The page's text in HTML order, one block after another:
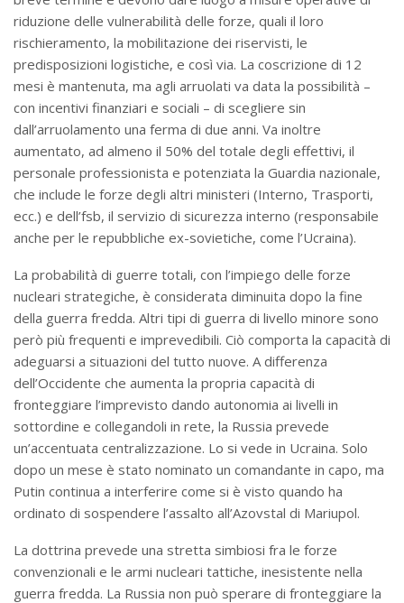
riduzione delle vulnerabilità delle forze, quali il loro
rischieramento, la mobilitazione dei riservisti, le
predisposizioni logistiche, e così via. La coscrizione di 12
mesi è mantenuta, ma agli arruolati va data la possibilità –
con incentivi finanziari e sociali – di scegliere sin
dall’arruolamento una ferma di due anni. Va inoltre
aumentato, ad almeno il 50% del totale degli effettivi, il
personale professionista e potenziata la Guardia nazionale,
che include le forze degli altri ministeri (Interno, Trasporti,
ecc.) e dell’fsb, il servizio di sicurezza interno (responsabile
anche per le repubbliche ex-sovietiche, come l’Ucraina).
La probabilità di guerre totali, con l’impiego delle forze
nucleari strategiche, è considerata diminuita dopo la fine
della guerra fredda. Altri tipi di guerra di livello minore sono
però più frequenti e imprevedibili. Ciò comporta la capacità di
adeguarsi a situazioni del tutto nuove. A differenza
dell’Occidente che aumenta la propria capacità di
fronteggiare l’imprevisto dando autonomia ai livelli in
sottordine e collegandoli in rete, la Russia prevede
un’accentuata centralizzazione. Lo si vede in Ucraina. Solo
dopo un mese è stato nominato un comandante in capo, ma
Putin continua a interferire come si è visto quando ha
ordinato di sospendere l’assalto all’Azovstal di Mariupol.
La dottrina prevede una stretta simbiosi fra le forze
convenzionali e le armi nucleari tattiche, inesistente nella
guerra fredda. La Russia non può sperare di fronteggiare la